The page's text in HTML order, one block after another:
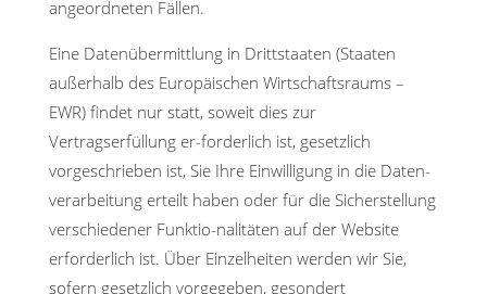
angeordneten Fällen.
Eine Datenübermittlung in Drittstaaten (Staaten
außerhalb des Europäischen Wirtschaftsraums –
EWR) findet nur statt, soweit dies zur
Vertragserfüllung er-forderlich ist, gesetzlich
vorgeschrieben ist, Sie Ihre Einwilligung in die Daten-
verarbeitung erteilt haben oder für die Sicherstellung
verschiedener Funktio-nalitäten auf der Website
erforderlich ist. Über Einzelheiten werden wir Sie,
sofern gesetzlich vorgegeben, gesondert